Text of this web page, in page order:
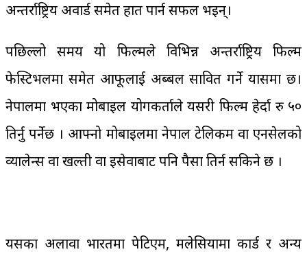
अन्तर्राष्ट्रिय अवार्ड समेत हात पार्न सफल भइन्।
पछिल्लो समय यो फिल्मले विभिन्न अन्तर्राष्ट्रिय फिल्म
फेस्टिभलमा समेत आफूलाई अब्बल सावित गर्ने प्रयासमा छ।
नेपालमा भएका मोबाइल प्रयोगकर्ताले यसरी फिल्म हेर्दा रु ५०
तिर्नु पर्नेछ । आफ्नो मोबाइलमा नेपाल टेलिकम वा एनसेलको
व्यालेन्स वा खल्ती वा इसेवाबाट पनि पैसा तिर्न सकिने छ ।
यसका अलावा भारतमा पेटिएम, मलेसियामा कार्ड र अन्य